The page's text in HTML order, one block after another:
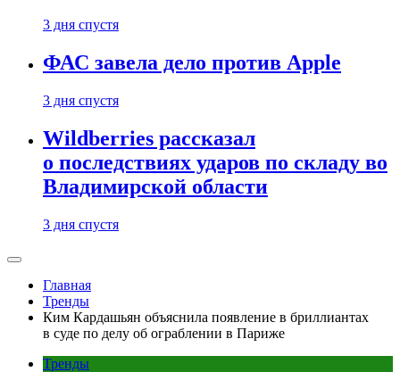
3 дня спустя
ФАС завела дело против Apple
3 дня спустя
Wildberries рассказал
о последствиях ударов по складу во
Владимирской области
3 дня спустя
Главная
Тренды
Ким Кардашьян объяснила появление в бриллиантах
в суде по делу об ограблении в Париже
Тренды